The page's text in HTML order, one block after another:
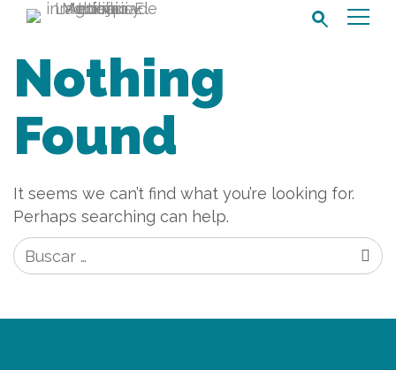
Buscar:
Nothing
Found
It seems we can’t find what you’re looking for.
Perhaps searching can help.
Buscar: